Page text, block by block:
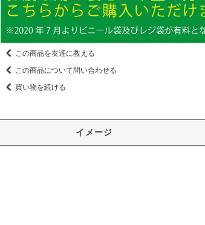
この商品を友達に教える
この商品について問い合わせる
買い物を続ける
イメージ